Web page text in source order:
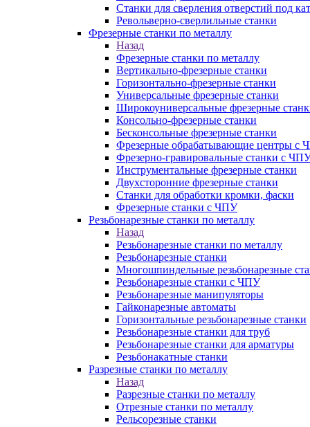
Станки для сверления отверстий под
Револьверно-сверлильные станки
Фрезерные станки по металлу
Назад
Фрезерные станки по металлу
Вертикально-фрезерные станки
Горизонтально-фрезерные станки
Универсальные фрезерные станки
Широкоуниверсальные фрезерные
Консольно-фрезерные станки
Бесконсольные фрезерные станки
Фрезерные обрабатывающие центры с
Фрезерно-гравировальные станки с
Инструментальные фрезерные станки
Двухсторонние фрезерные станки
Станки для обработки кромки, фаски
Фрезерные станки с ЧПУ
Резьбонарезные станки по металлу
Назад
Резьбонарезные станки по металлу
Резьбонарезные станки
Многошпиндельные резьбонарезные
Резьбонарезные станки с ЧПУ
Резьбонарезные манипуляторы
Гайконарезные автоматы
Горизонтальные резьбонарезные станки
Резьбонарезные станки для труб
Резьбонарезные станки для арматуры
Резьбонакатные станки
Разрезные станки по металлу
Назад
Разрезные станки по металлу
Отрезные станки по металлу
Рельсорезные станки